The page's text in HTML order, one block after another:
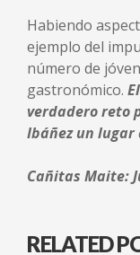
Habiendo
ejemplo del
número de
gastronómico.
verdadero reto
Ibáñez un
Cañitas Maite:
RELATED